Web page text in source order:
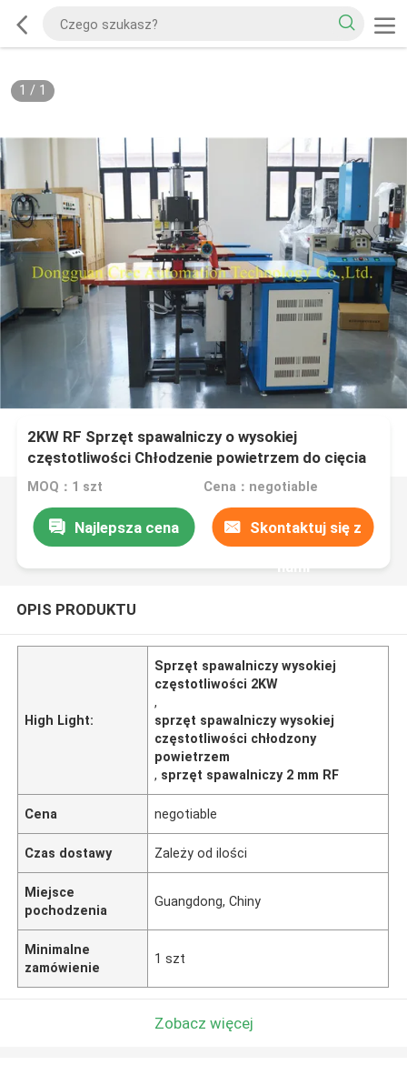
1 / 1
2KW RF Sprzęt spawalniczy o wysokiej
częstotliwości Chłodzenie powietrzem do cięcia
grubości 0,2-2 mm
MOQ：1 szt Cena：negotiable
Najlepsza cena Skontaktuj się z
nami
OPIS PRODUKTU
High Light:
Sprzęt spawalniczy wysokiej
częstotliwości 2KW
,
sprzęt spawalniczy wysokiej
częstotliwości chłodzony
powietrzem
, sprzęt spawalniczy 2 mm RF
Cena negotiable
Czas dostawy Zależy od ilości
Miejsce
pochodzenia
Guangdong, Chiny
Minimalne
zamówienie
1 szt
Zobacz więcej